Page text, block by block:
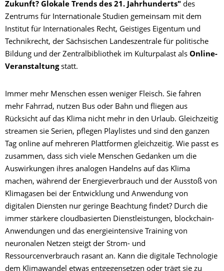
Zukunft? Glokale Trends des 21. Jahrhunderts" des
Zentrums für Internationale Studien gemeinsam mit dem
Institut für Internationales Recht, Geistiges Eigentum und
Technikrecht, der Sächsischen Landeszentrale für politische
Bildung und der Zentralbibliothek im Kulturpalast als Online-
Veranstaltungstatt.
Immer mehr Menschen essen weniger Fleisch. Sie fahren
mehr Fahrrad, nutzen Bus oder Bahn und fliegen aus
Rücksicht auf das Klima nicht mehr in den Urlaub. Gleichzeitig
streamen sie Serien, pflegen Playlistes und sind den ganzen
Tag online auf mehreren Plattformen gleichzeitig. Wie passt es
zusammen, dass sich viele Menschen Gedanken um die
Auswirkungen ihres analogen Handelns auf das Klima
machen, während der Energieverbrauch und der Ausstoß von
Klimagasen bei der Entwicklung und Anwendung von
digitalen Diensten nur geringe Beachtung findet? Durch die
immer stärkere cloudbasierten Dienstleistungen, blockchain-
Anwendungen und das energieintensive Training von
neuronalen Netzen steigt der Strom- und
Ressourcenverbrauch rasant an. Kann die digitale Technologie
dem Klimawandel etwas entgegensetzen oder trägt sie zu